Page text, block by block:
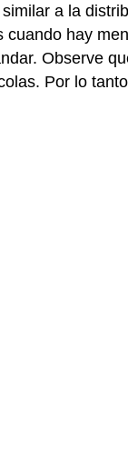
a la
cuando hay
Observe
Por lo